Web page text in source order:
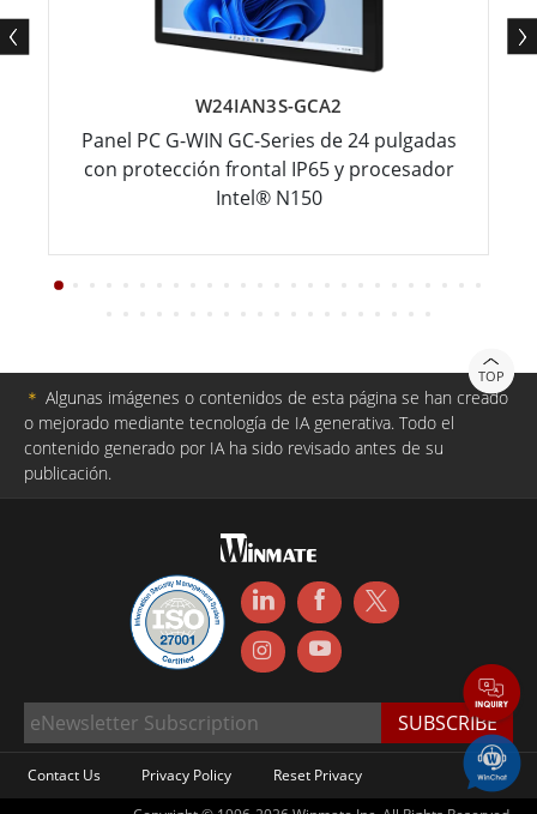
W24IAN3S-GCA2
Panel PC G-WIN GC-Series de 24 pulgadas
con protección frontal IP65 y procesador
Intel® N150
TOP
＊ Algunas imágenes o contenidos de esta página se han creado
o mejorado mediante tecnología de IA generativa. Todo el
contenido generado por IA ha sido revisado antes de su
publicación.
Contact Us Privacy Policy
Reset Privacy